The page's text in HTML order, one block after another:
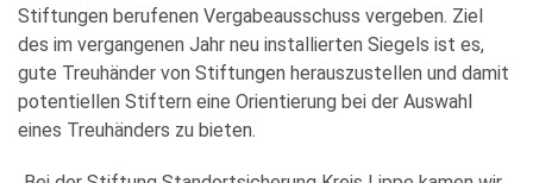
Stiftungen berufenen Vergabeausschuss vergeben. Ziel
des im vergangenen Jahr neu installierten Siegels ist es,
gute Treuhänder von Stiftungen herauszustellen und damit
potentiellen Stiftern eine Orientierung bei der Auswahl
eines Treuhänders zu bieten.